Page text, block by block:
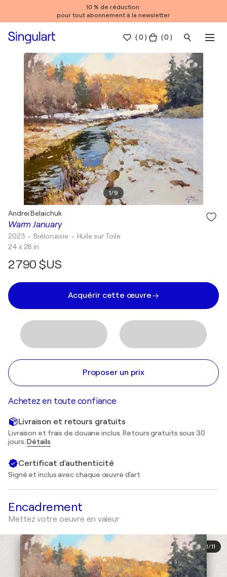
10 % de réduction
pour tout abonnement à la newsletter
(0 ) ( 0 )
1/9
Warm January
Andrei Belaichuk
2023 • Biélorussie • Huile sur Toile
24 x 28 in
2 790 $US
Acquérir cette œuvre
Proposer un prix
Achetez en toute confiance
Livraison et retours gratuits
Livraison et frais de douane inclus. Retours gratuits sous 30
jours.Détails
Certificat d'authenticité
Signé et inclus avec chaque œuvre d'art
Encadrement
Mettez votre oeuvre en valeur
1/11